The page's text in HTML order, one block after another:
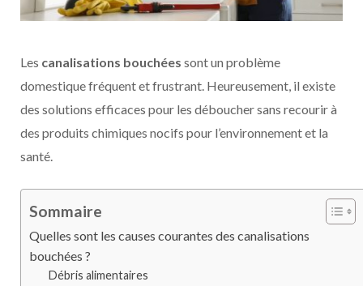
Les canalisations bouchées sont un problème
domestique fréquent et frustrant. Heureusement, il existe
des solutions efficaces pour les déboucher sans recourir à
des produits chimiques nocifs pour l’environnement et la
santé.
Sommaire
Quelles sont les causes courantes des canalisations
bouchées ?
Débris alimentaires